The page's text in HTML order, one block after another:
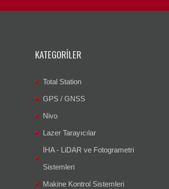
KATEGORILER
Total Station
GPS / GNSS
Nivo
Lazer Tarayıcılar
İHA - LiDAR ve Fotogrametri
Sistemleri
Makine Kontrol Sistemleri